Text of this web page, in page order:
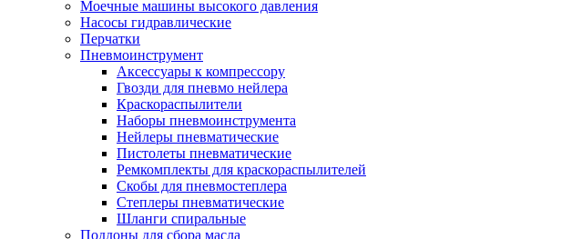
Моечные машины высокого давления
Насосы гидравлические
Перчатки
Пневмоинструмент
Аксессуары к компрессору
Гвозди для пневмо нейлера
Краскораспылители
Наборы пневмоинструмента
Нейлеры пневматические
Пистолеты пневматические
Ремкомплекты для краскораспылителей
Скобы для пневмостеплера
Степлеры пневматические
Шланги спиральные
Поддоны для сбора масла